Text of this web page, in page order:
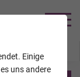
Einige
uns andere
VERSTORBENE